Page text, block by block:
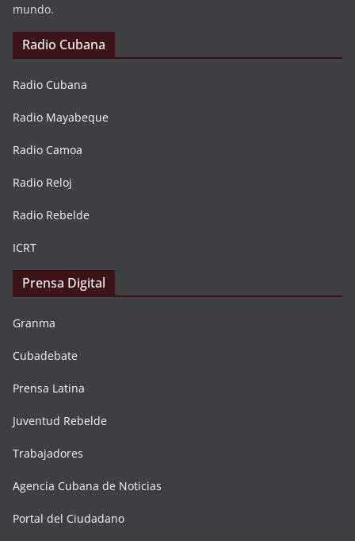
mundo.
Radio Cubana
Radio Cubana
Radio Mayabeque
Radio Camoa
Radio Reloj
Radio Rebelde
ICRT
Prensa Digital
Granma
Cubadebate
Prensa Latina
Juventud Rebelde
Trabajadores
Agencia Cubana de Noticias
Portal del Ciudadano